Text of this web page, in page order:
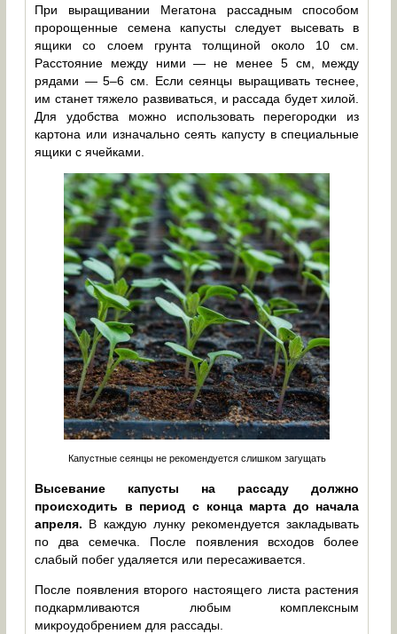
При выращивании Мегатона рассадным способом
пророщенные семена капусты следует высевать в
ящики со слоем грунта толщиной около 10 см.
Расстояние между ними — не менее 5 см, между
рядами — 5–6 см. Если сеянцы выращивать теснее,
им станет тяжело развиваться, и рассада будет хилой.
Для удобства можно использовать перегородки из
картона или изначально сеять капусту в специальные
ящики с ячейками.
Капустные сеянцы не рекомендуется слишком загущать
Высевание капусты на рассаду должно
происходить в период с конца марта до начала
апреля. В каждую лунку рекомендуется закладывать
по два семечка. После появления всходов более
слабый побег удаляется или пересаживается.
После появления второго настоящего листа растения
подкармливаются любым комплексным
микроудобрением для рассады.